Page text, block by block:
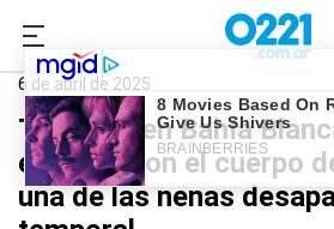
0221.com.ar
Bahía Blanca
6 de abril de 2025
Tragedia en Bahía
encontraron el cuerpo
una de las nenas